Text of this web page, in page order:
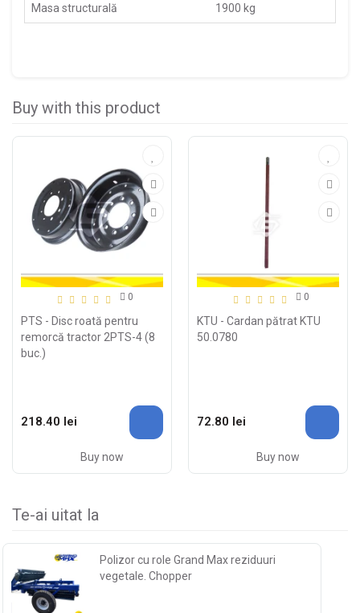
Masa structurală 1900 kg
Buy with this product
0
PTS - Disc roată pentru
remorcă tractor 2PTS-4 (8
buc.)
218.40 lei
Buy now
0
KTU - Cardan pătrat KTU
50.0780
72.80 lei
Buy now
Te-ai uitat la
Polizor cu role Grand Max reziduuri
vegetale. Chopper